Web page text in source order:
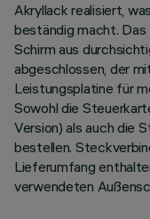
Akryllack realisiert,
beständig macht.
Schirm aus
abgeschlossen, der
Leistungsplatine für
Sowohl die
Version) als auch die
bestellen.
Lieferumfang
verwendeten